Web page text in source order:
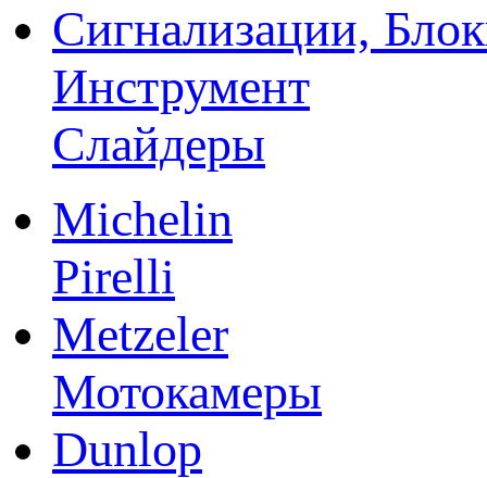
Сигнализации,
Инструмент
Слайдеры
Michelin
Pirelli
Metzeler
Мотокамеры
Dunlop